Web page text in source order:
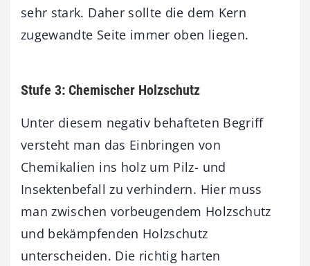
sehr stark. Daher sollte die dem Kern
zugewandte Seite immer oben liegen.
Stufe 3: Chemischer Holzschutz
Unter diesem negativ behafteten Begriff
versteht man das Einbringen von
Chemikalien ins holz um Pilz- und
Insektenbefall zu verhindern. Hier muss
man zwischen vorbeugendem Holzschutz
und bekämpfenden Holzschutz
unterscheiden. Die richtig harten